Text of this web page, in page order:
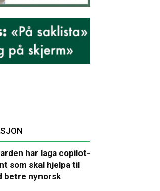
har laga copilot-
som skal hjelpa til
betre nynorsk